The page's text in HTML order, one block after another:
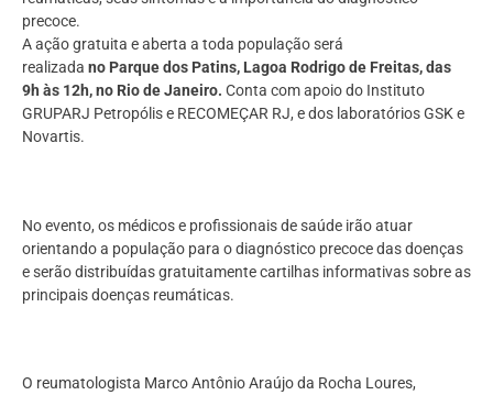
precoce.
A ação gratuita e aberta a toda população será
realizada no Parque dos Patins, Lagoa Rodrigo de Freitas,das
9h às 12h, no Rio de Janeiro. Conta com apoio do Instituto
GRUPARJ Petropólis e RECOMEÇAR RJ, e dos laboratórios GSK e
Novartis.
No evento, os médicos e profissionais de saúde irão atuar
orientando a população para o diagnóstico precoce das doenças
e serão distribuídas gratuitamente cartilhas informativas sobre as
principais doenças reumáticas.
O reumatologista Marco Antônio Araújo da Rocha Loures,